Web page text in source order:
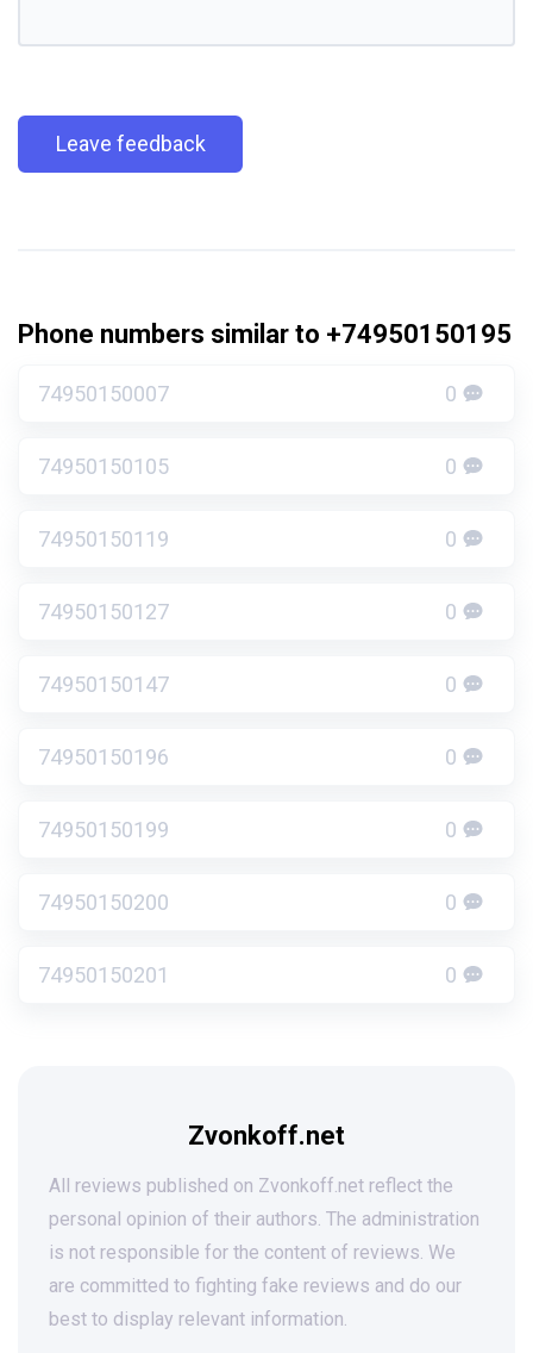
Leave feedback
Phone numbers similar to +74950150195
74950150007 0
74950150105 0
74950150119 0
74950150127 0
74950150147 0
74950150196 0
74950150199 0
74950150200 0
74950150201 0
Zvonkoff.net
All reviews published on Zvonkoff.net reflect the
personal opinion of their authors. The administration
is not responsible for the content of reviews. We
are committed to fighting fake reviews and do our
best to display relevant information.